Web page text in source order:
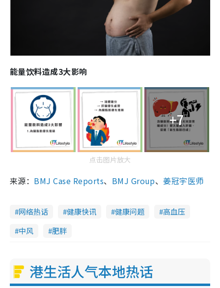
能量饮料造成3大影响
+7
点击图片放大
来源： BMJ Case Reports、 BMJ Group、姜冠宇医师
网络热话 健康快讯 健康问题
高血压
中风
肥胖
港生活人气本地热话